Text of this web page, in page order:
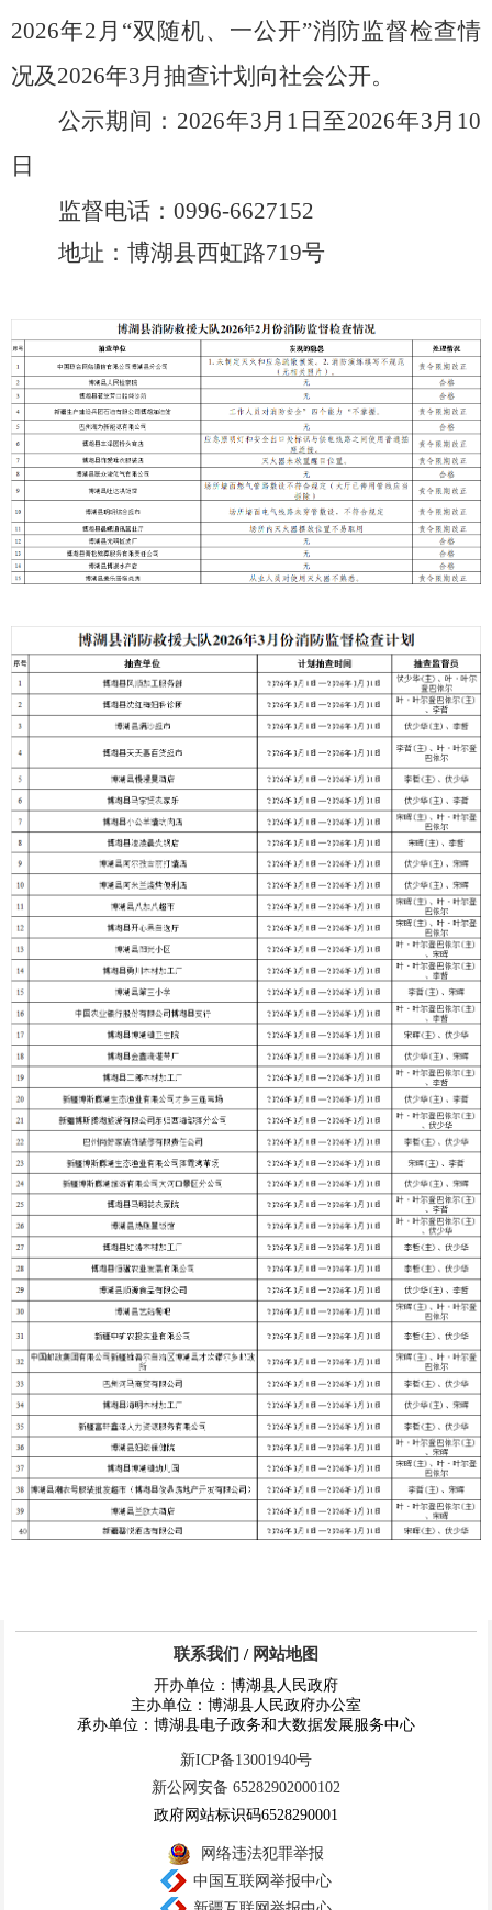
2026年2 月“双随机、一公开”消防监督检查情
况及 2026年3月抽查计划向社会公开。
公示期间： 2026年3月 1 日至2026年3月 10
日
监督电话： 0996-6627152
地址：博湖县西虹路719号
联系我们 / 网站地图
开办单位：博湖县人民政府
主办单位：博湖县人民政府办公室
承办单位：博湖县电子政务和大数据发展服务中心
新ICP备13001940号
新公网安备 65282902000102
政府网站标识码6528290001
网络违法犯罪举报
中国互联网举报中心